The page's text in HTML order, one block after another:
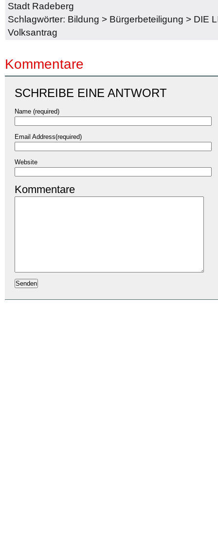
Stadt Radeberg
Schlagwörter: Bildung > Bürgerbeteiligung > DIE
Volksantrag
Kommentare
SCHREIBE EINE ANTWORT
Name (required)
Email Address(required)
Website
Kommentare